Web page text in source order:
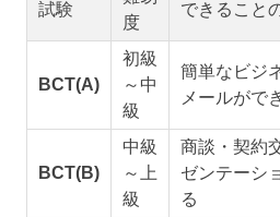
試験
度
できること
BCT(A)
初級
～中
級
簡単なビジ
メールがで
BCT(B)
中級
～上
級
商談・契約
ゼンテーシ
る